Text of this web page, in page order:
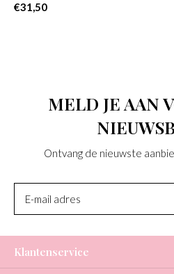
€31,50
MELD JE AAN
Ontvang de nieuwste
Klantenservice